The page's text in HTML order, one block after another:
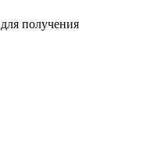
для получения